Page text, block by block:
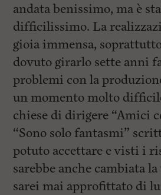
andata benissimo, ma è
difficilissimo. La
gioia immensa,
dovuto girarlo sette anni
problemi con la
un momento molto
chiese di dirigere “Amici
“Sono solo fantasmi”
potuto accettare e visti i
sarebbe anche cambiata
sarei mai approfittato di